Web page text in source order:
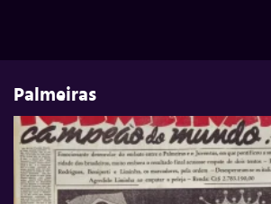
Palmeiras